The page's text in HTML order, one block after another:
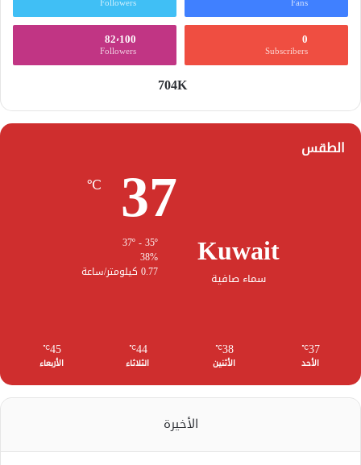
0
Subscribers
82٬100
Followers
704K
الطقس
Kuwait
سماء صافية
37
℃
38%
0.77 كيلومتر/ساعة
37
℃
الأحد
38
℃
الأثنين
44
℃
الثلاثاء
45
℃
الأربعاء
الأخيرة